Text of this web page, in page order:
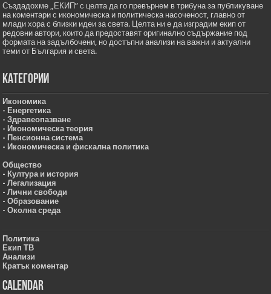
Създадохме „ЕКИП” с целта да го превърнем в трибуна за публикуване
на коментари с икономическа и политическа насоченост, главно от
млади хора с близки идеи за света. Целта ни е да изградим екип от
редовни автори, които да предоставят оригинално съдържание под
формата на задълбочени, но достъпни анализи на важни и актуални
теми от България и света.
Категории
Икономика
- Енергетика
- Здравеопазване
- Икономическа теория
- Пенсионна система
- Икономическа и фискална политика
Общество
- Култура и история
- Легализация
- Лични свободи
- Образование
- Околна среда
Политика
Екип ТВ
Анализи
Кратък коментар
Calendar